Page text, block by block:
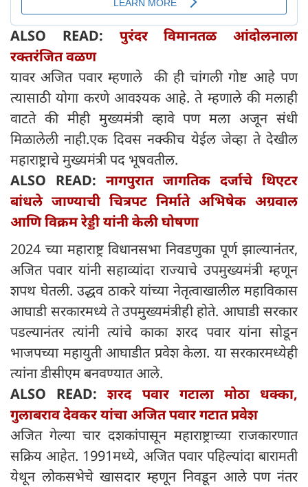
ALSO READ: पुरंदर विमानतळ आंदोलनाला
रक्तरंजित वळण
यावर अजित पवार म्हणाले की ही चांगली गोष्ट आहे पण
त्यासाठी योगा करणे आवश्यक आहे. ते म्हणाले की मलाही
वाटते की मीही मुख्यमंत्री व्हावे पण मला अजून संधी
मिळालेली नाही.एक दिवस नक्कीच येईल जेव्हा ते देखील
महाराष्ट्राचे मुख्यमंत्री पद भूषवतील.
ALSO READ: नागपुरात जागतिक दर्जाचे थिएटर
बांधले जाण्याची चित्रपट निर्माते अभिषेक अग्रवाल
आणि विक्रम रेड्डी यांनी केली घोषणा
2024 च्या महाराष्ट्र विधानसभा निवडणुका पूर्ण झाल्यानंतर,
अजित पवार यांनी सहाव्यांदा राज्याचे उपमुख्यमंत्री म्हणून
शपथ घेतली. उद्धव ठाकरे यांच्या नेतृत्वाखालील महाविकास
आघाडी सरकारमध्ये ते उपमुख्यमंत्रीही होते. आघाडी सरकार
पडल्यानंतर त्यांनी त्यांचे काका शरद पवार यांना सोडून
भाजपच्या महायुती आघाडीत प्रवेश केला. या सरकारमध्येही
त्यांना डीसीएम बनवण्यात आले.
ALSO READ:शरद पवार गटाला मोठा धक्का,
गुलाबराव देवकर यांचा अजित पवार गटात प्रवेश
अजित गेल्या चार दशकांपासून महाराष्ट्राच्या राजकारणात
सक्रिय आहेत. 1991मध्ये, अजित पवार पहिल्यांदा बारामती
येथून लोकसभेचे खासदार म्हणून निवडून आले पण नंतर